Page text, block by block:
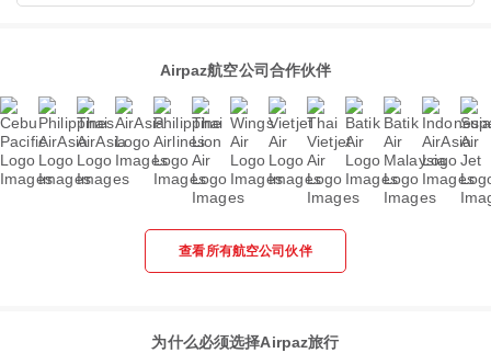
Airpaz航空公司合作伙伴
查看所有航空公司伙伴
为什么必须选择Airpaz旅行